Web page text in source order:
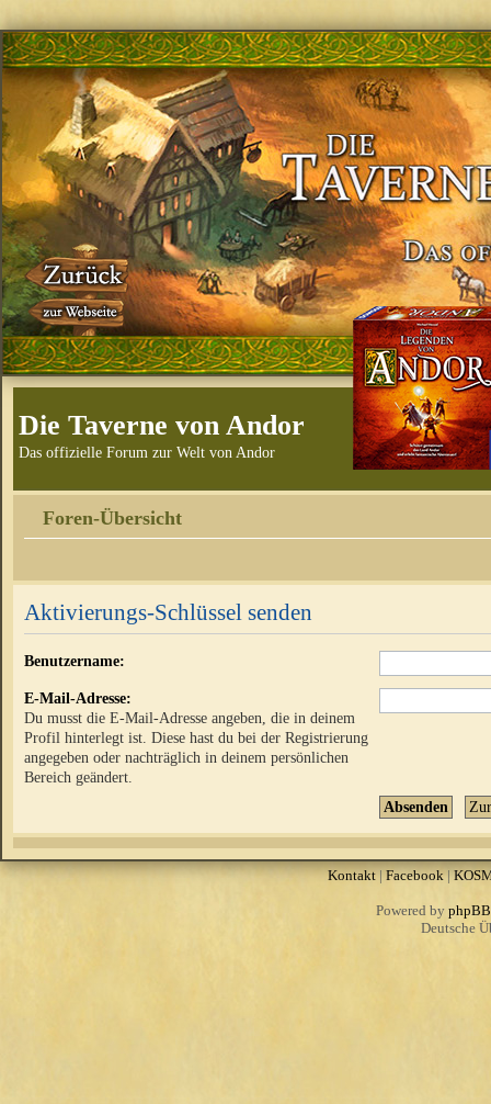
Die Taverne von Andor
Das offizielle Forum zur Welt von Andor
Foren-Übersicht
Aktivierungs-Schlüssel senden
Benutzername:
E-Mail-Adresse:
Du musst die E-Mail-Adresse angeben, die in deinem
Profil hinterlegt ist. Diese hast du bei der Registrierung
angegeben oder nachträglich in deinem persönlichen
Bereich geändert.
Kontakt| Facebook |
Powered by phpBB
Deutsche